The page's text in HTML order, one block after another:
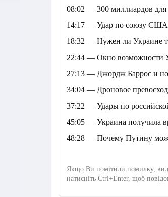
08:02 — 300 миллиардов
14:17 — Удар по союзу США
18:32 — Нужен ли Украине
22:44 — Окно возможности
27:13 — Джордж Баррос и
34:04 — Дроновое
37:22 — Удары по
45:05 — Украина получила
48:28 — Почему Путину
Якщо Ви помітили помилку,
натисніть Ctrl+Enter, щоб